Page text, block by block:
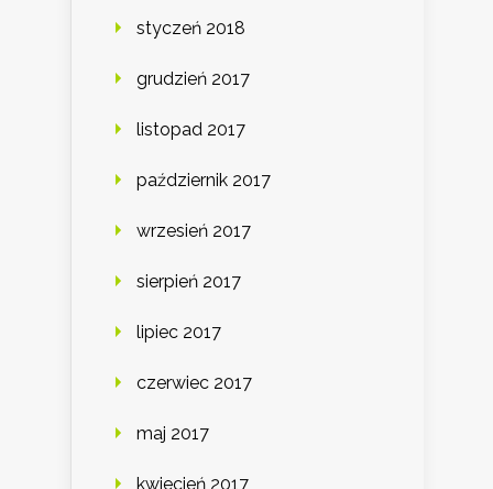
styczeń 2018
grudzień 2017
listopad 2017
październik 2017
wrzesień 2017
sierpień 2017
lipiec 2017
czerwiec 2017
maj 2017
kwiecień 2017